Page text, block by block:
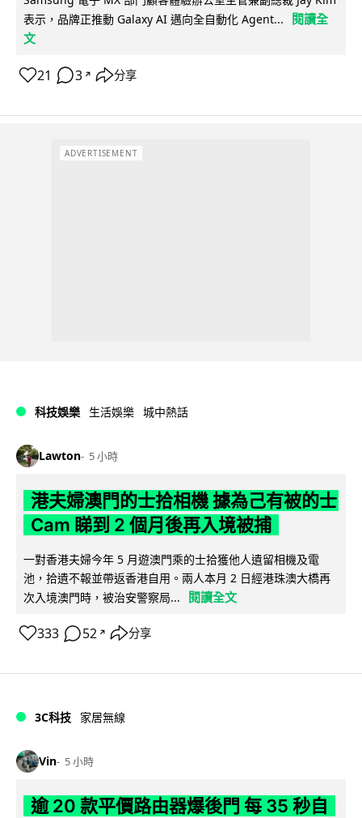
表示，品牌正推動 Galaxy AI 邁向全自動化 Agent...
閱讀全
文
21 3 ↗ 分享
ADVERTISEMENT
科技娛樂 生活娛樂 城中熱話
Lawton 5 小時
港夫婦澳門的士拾相機 據為己有被的士
Cam 睇到 2 個月後再入境被捕
一對香港夫婦今年 5 月遊澳門乘的士拾獲他人遺留相機及電
池，拾遺不報並帶返香港自用。兩人本月 2 日經港珠澳大橋再
次入境澳門時，被治安警察局...
閱讀全文
333 52 ↗ 分享
3C科技 家居無線
Vin 5 小時
逾 20 款平價路由器爆後門 每 35 秒自